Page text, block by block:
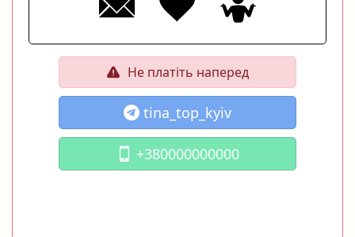
Не платіть наперед
tina_top_kyiv
+380000000000